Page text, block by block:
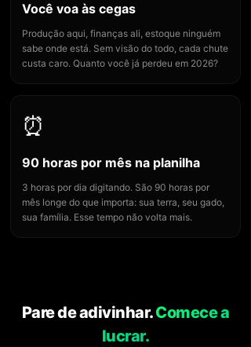
Você voa às cegas
Produção aqui, finanças ali, estoque ninguém
sabe onde está. Sem visão do todo, cada chute
custa caro. Quanto você já perdeu em 2026?
⏰
90 horas por mês na planilha
3 horas por dia digitando. São 90 horas por
mês longe do que importa: sua terra, seu gado,
sua família. Esse tempo não volta mais.
Pare de adivinhar.Comece a
lucrar.